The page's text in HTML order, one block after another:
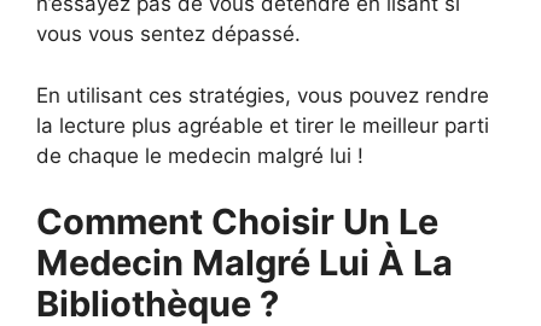
vous vous sentez dépassé.
En utilisant ces stratégies, vous pouvez rendre
la lecture plus agréable et tirer le meilleur parti
de chaque le medecin malgré lui !
Comment Choisir Un Le
Medecin Malgré Lui À La
Bibliothèque ?